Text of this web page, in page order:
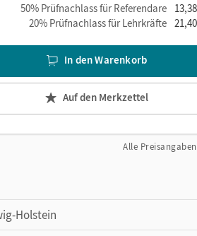
50% Prüfnachlass für Referendare
20% Prüfnachlass für Lehrkräfte
In den Warenkorb
Auf den Merkzettel
Alle
Holstein